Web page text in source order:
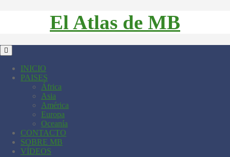
El Atlas de MB
INICIO
PAISES
África
Asia
América
Europa
Oceanía
CONTACTO
SOBRE MB
VÍDEOS